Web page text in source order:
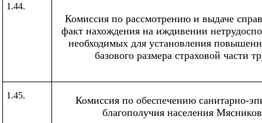
1.44.
Комиссия по рассмотрению и выдаче
факт нахождения на иждивении
необходимых для установления
базового размера страховой части
1.45.
Комиссия по обеспечению санитарно-
благополучия населения